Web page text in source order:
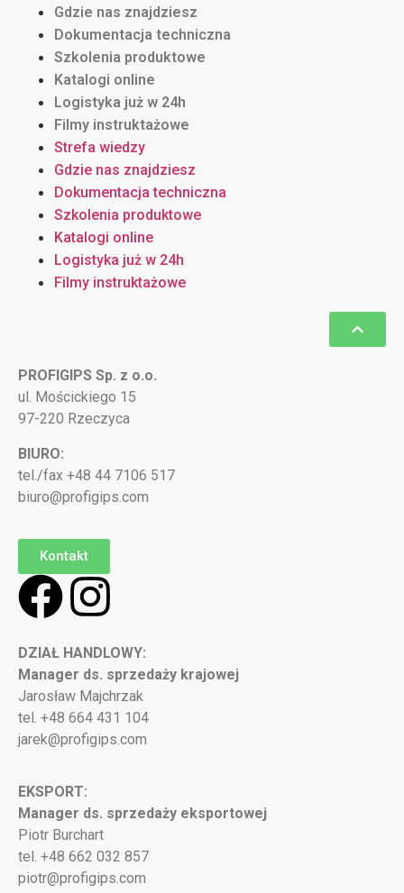
Gdzie nas znajdziesz
Dokumentacja techniczna
Szkolenia produktowe
Katalogi online
Logistyka już w 24h
Filmy instruktażowe
Strefa wiedzy
Gdzie nas znajdziesz
Dokumentacja techniczna
Szkolenia produktowe
Katalogi online
Logistyka już w 24h
Filmy instruktażowe
PROFIGIPS Sp. z o.o.
ul. Mościckiego 15
97-220 Rzeczyca
BIURO:
tel./fax +48 44 7106 517
biuro@profigips.com
Kontakt
DZIAŁ HANDLOWY:
Manager ds. sprzedaży krajowej
Jarosław Majchrzak
tel. +48 664 431 104
jarek@profigips.com
EKSPORT:
Manager ds. sprzedaży eksportowej
Piotr Burchart
tel. +48 662 032 857
piotr@profigips.com